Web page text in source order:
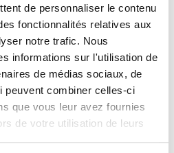
de personnaliser le contenu
fonctionnalités relatives aux
notre trafic. Nous
informations sur l'utilisation de
de médias sociaux, de
peuvent combiner celles-ci
que vous leur avez fournies
de votre utilisation de leurs
& Adultes)